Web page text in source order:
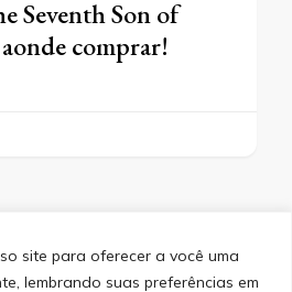
site para oferecer a você uma
lembrando suas preferências em
Seventh Son of
comprar!
DE PRIVACIDADE EQUIPE